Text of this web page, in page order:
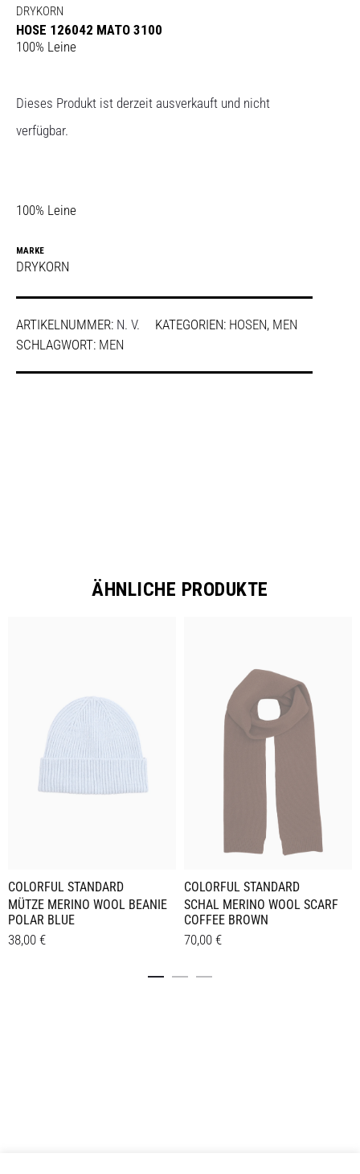
DRYKORN
HOSE 126042 MATO 3100
100% Leine
Dieses Produkt ist derzeit ausverkauft und nicht
verfügbar.
100% Leine
MARKE
DRYKORN
ARTIKELNUMMER: N. V. KATEGORIEN: HOSEN, MEN
SCHLAGWORT: MEN
ÄHNLICHE PRODUKTE
COLORFUL STANDARD
MÜTZE MERINO WOOL BEANIE
POLAR BLUE
38,00 €
COLORFUL STANDARD
SCHAL MERINO WOOL SCARF
COFFEE BROWN
70,00 €